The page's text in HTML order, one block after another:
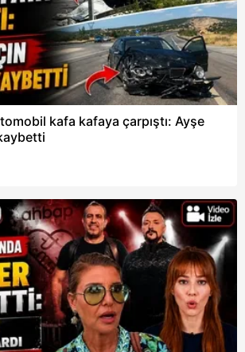
Metnimizi okumak ve sitemizde
olarak kullanılan çerezlerle ilgili bilgi
.
kafa kafaya çarpıştı: Ayşe